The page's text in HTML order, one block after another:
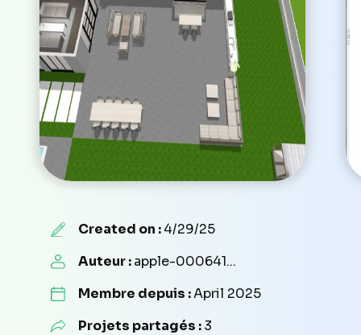
Created on :4/29/25
Auteur :apple-000641...
Membre depuis :April 2025
Projets partagés :3